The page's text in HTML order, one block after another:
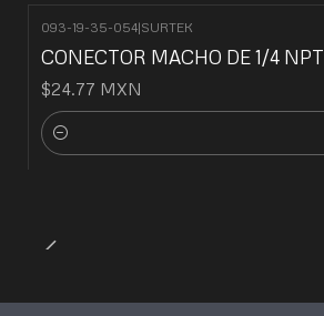
093-19-35-054|SURTEK
CONECTOR MACHO DE 1/4 NPT
$24.77 MXN
Cantidad